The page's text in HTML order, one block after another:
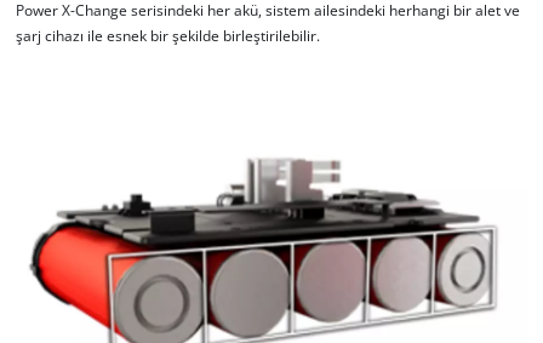
Power X-Change serisindeki her akü, sistem ailesindeki herhangi bir alet ve
şarj cihazı ile esnek bir şekilde birleştirilebilir.